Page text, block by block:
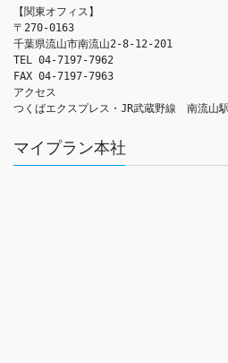
【関東オフィス】
〒270-0163
千葉県流山市南流山2-8-12-201
TEL 04-7197-7962
FAX 04-7197-7963
アクセス
つくばエクスプレス・JR武蔵野線　南流山
マイプラン本社